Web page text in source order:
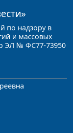
по надзору в
и массовых
ЭЛ № ФС77-73950